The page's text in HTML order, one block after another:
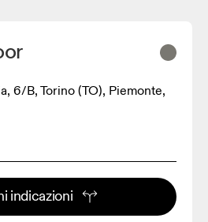
6/B, Torino (TO), Piemonte,
indicazioni